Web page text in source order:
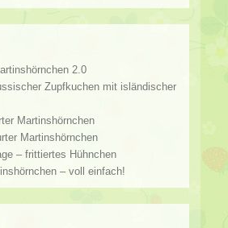
2.0
Zupfkuchen mit isländischer
Martinshörnchen
Martinshörnchen
– frittiertes Hühnchen
– voll einfach!